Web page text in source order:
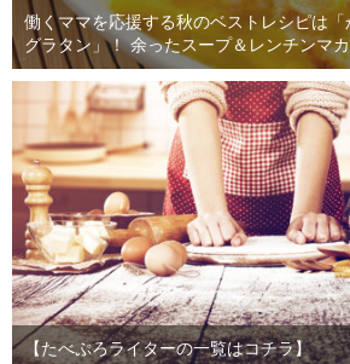
働くママを応援する秋のベストレシピは
グラタン」！ 余ったスープ＆レンチンマ
【たべぷろライターの一覧はコチラ】